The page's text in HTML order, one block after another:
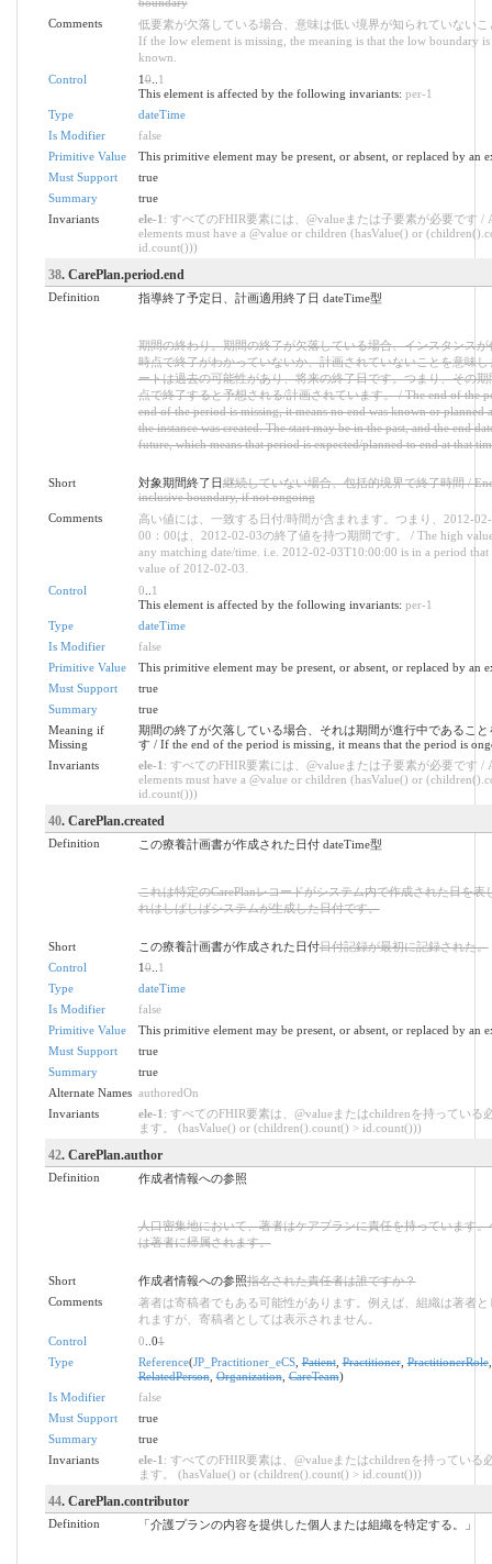
Comments
低要素が欠落している場合、意味は低い境界が知られていないこ
If the low element is missing, the meaning is that the low boundary is
known.
Control
10.. 1
This element is affected by the following invariants: per-1
Type
dateTime
Is Modifier
false
Primitive Value
This primitive element may be present, or absent, or replaced by an
Must Support
true
Summary
true
Invariants
ele-1 : すべてのFHIR要素には、@valueまたは子要素が必要です /
elements must have a @value or children (hasValue() or
id.count()))
38. CarePlan.period.end
Definition 指導終了予定日、計画適用終了日 dateTime型
期間の終わり。期間の終了が欠落している場合、インスタンスが
時点で終了がわかっていないか、計画されていないことを意味し
ートは過去の可能性があり、将来の終了日です。つまり、その期
点で終了すると予想される/計画されています。 / The end of the
end of the period is missing, it means no end was known or planned
the instance was created. The start may be in the past, and the end
future, which means that period is expected/planned to end at that
Short 対象期間終了日継続していない場合、包括的境界で終了時間 /
inclusive boundary, if not ongoing
Comments
高い値には、一致する日付/時間が含まれます。つまり、2012-
00：00は、2012-02-03の終了値を持つ期間です。 / The high
any matching date/time. i.e. 2012-02-03T10:00:00 is in a period that
value of 2012-02-03.
Control
0
1
This element is affected by the following invariants: per-1
Type
dateTime
Is Modifier
false
Primitive Value
This primitive element may be present, or absent, or replaced by an
Must Support
true
Summary
true
Meaning if
Missing
期間の終了が欠落している場合、それは期間が進行中であること
す / If the end of the period is missing, it means that the period is
Invariants
ele-1 : すべてのFHIR要素には、@valueまたは子要素が必要です /
elements must have a @value or children (hasValue() or
id.count()))
40. CarePlan.created
Definition この療養計画書が作成された日付 dateTime型
これは特定のCarePlanレコードがシステム内で作成された日を表
れはしばしばシステムが生成した日付です。
Short この療養計画書が作成された日付日付記録が最初に記録された。
Control
10.. 1
Type
dateTime
Is Modifier
false
Primitive Value
This primitive element may be present, or absent, or replaced by an
Must Support
true
Summary
true
Alternate Names authoredOn
Invariants
ele-1 : すべてのFHIR要素は、@valueまたはchildrenを持っている
ます。 (hasValue() or (children().count() > id.count()))
42. CarePlan.author
Definition 作成者情報への参照
人口密集地において、著者はケアプランに責任を持っています。
は著者に帰属されます。
Short 作成者情報への参照指名された責任者は誰ですか？
Comments
著者は寄稿者でもある可能性があります。例えば、組織は著者と
れますが、寄稿者としては表示されません。
Control
0 ..01
Type
Reference(JP_Practitioner_eCS,Patient,Practitioner,PractitionerRole
RelatedPerson,Organization,CareTeam)
Is Modifier
false
Must Support
true
Summary
true
Invariants
ele-1 : すべてのFHIR要素は、@valueまたはchildrenを持っている
ます。 (hasValue() or (children().count() > id.count()))
44. CarePlan.contributor
Definition 「介護プランの内容を提供した個人または組織を特定する。」